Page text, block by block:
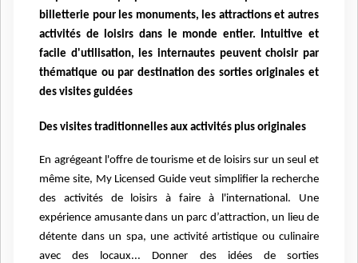
billetterie pour les monuments, les attractions et autres
activités de loisirs dans le monde entier. Intuitive et
facile d'utilisation, les internautes peuvent choisir par
thématique ou par destination des sorties originales et
des visites guidées
Des visites traditionnelles aux activités plus originales
En agrégeant l'offre de tourisme et de loisirs sur un seul et
même site, My Licensed Guide veut simplifier la recherche
des activités de loisirs à faire à l'international. Une
expérience amusante dans un parc d’attraction, un lieu de
détente dans un spa, une activité artistique ou culinaire
avec des locaux... Donner des idées de sorties